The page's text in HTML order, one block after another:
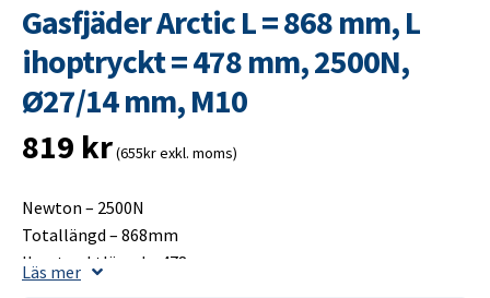
Gasfjäder Arctic L = 868 mm, L
ihoptryckt = 478 mm, 2500N,
Ø27/14 mm, M10
819 kr(655kr exkl. moms)
Newton – 2500N
Totallängd – 868mm
Ihoptrycktlängd – 478mm
Läs mer